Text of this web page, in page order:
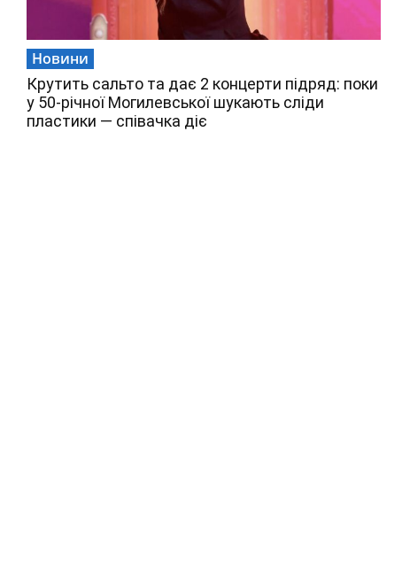
Новини
Крутить сальто та дає 2 концерти підряд: поки
у 50-річної Могилевської шукають сліди
пластики — співачка діє